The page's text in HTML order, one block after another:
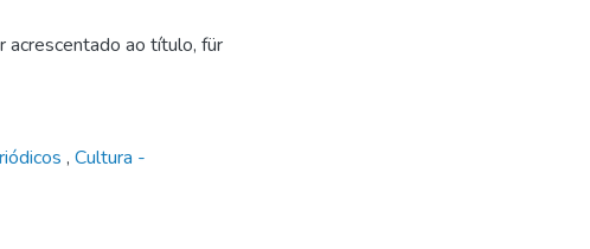
ao título, für
, Cultura -